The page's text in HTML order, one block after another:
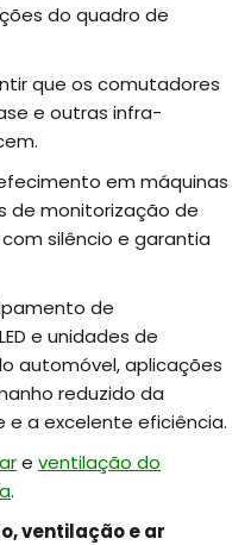
do quadro de
que os comutadores
e outras infra-
em máquinas
de monitorização de
silêncio e garantia
de
e unidades de
automóvel, aplicações
reduzido da
e a excelente eficiência.
e ventilação do
.
ventilação e ar